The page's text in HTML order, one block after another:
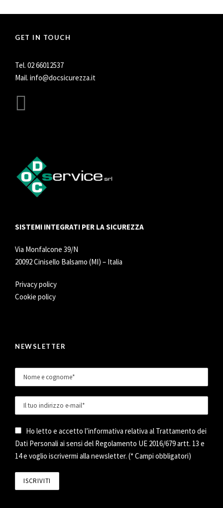
GET IN TOUCH
Tel. 02 66012537
Mail. info@docsicurezza.it
SISTEMI INTEGRATI PER LA SICUREZZA
Via Monfalcone 39/N
20092 Cinisello Balsamo (MI) – Italia
Privacy policy
Cookie policy
NEWSLETTER
Ho letto e accetto l’informativa relativa al Trattamento dei
Dati Personali ai sensi del Regolamento UE 2016/679 artt. 13 e
14 e voglio iscrivermi alla newsletter. (* Campi obbligatori)